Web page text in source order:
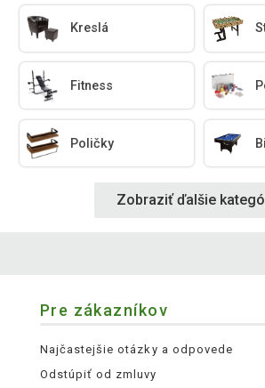
Kreslá
Fitness
Poličky
Zobraziť ďalšie
Pre zákazníkov
Najčastejšie otázky a odpovede
Odstúpiť od zmluvy